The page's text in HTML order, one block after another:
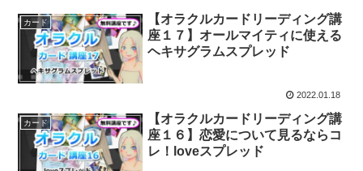
カード
【オラクルカードリーディング講
座１７】オールマイティに使える
ヘキサグラムスプレッド
2022.01.18
カード
【オラクルカードリーディング講
座１６】恋愛について見るならコ
レ！loveスプレッド